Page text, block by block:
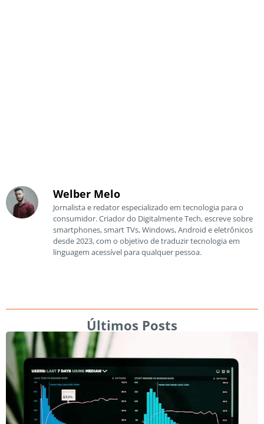
Welber Melo
Jornalista e redator especializado em tecnologia para o
consumidor. Criador do Digitalmente Tech, escreve sobre
smartphones, smart TVs, Windows, Android e eletrônicos
desde 2023, com o objetivo de traduzir tecnologia em
linguagem acessível para qualquer pessoa.
Últimos Posts